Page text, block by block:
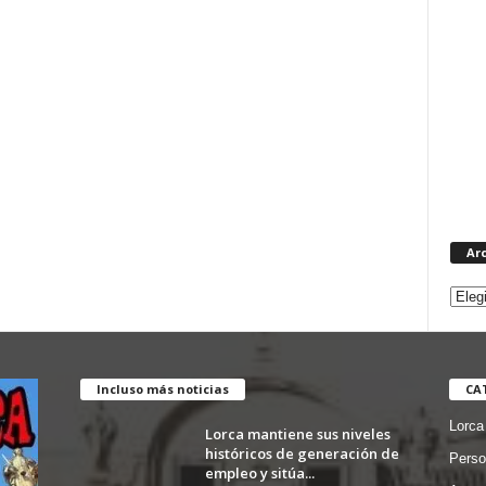
Incluso más noticias
Lorca mantiene sus niveles
históricos de generación de
empleo y sitúa...
Lorca